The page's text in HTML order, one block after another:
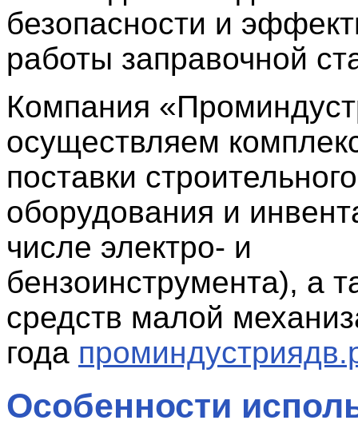
безопасности и
работы заправочной
Компания
осуществляем
поставки
оборудования и
числе электро- и
бензоинструмента), а
средств малой
года
Особенности